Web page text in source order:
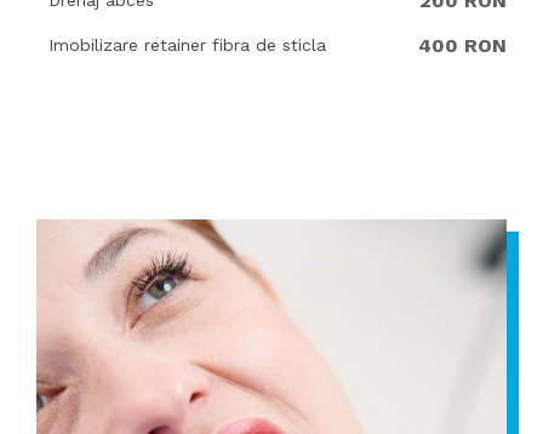
Imobilizare retainer fibra de sticla 400 RON